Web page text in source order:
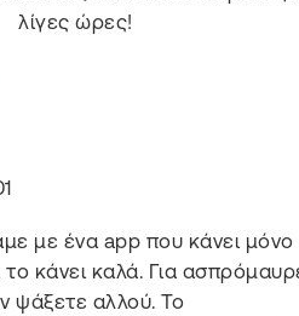
λίγες ώρες!
με ένα app που κάνει μόνο
κάνει καλά. Για
ψάξετε αλλού. Το